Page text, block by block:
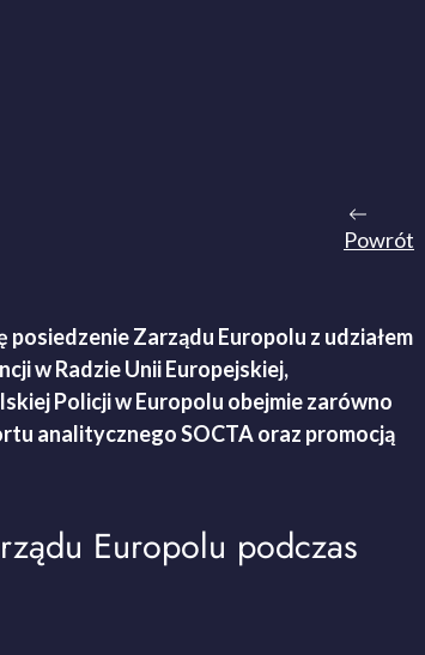
Powrót
Zarządu Europolu z udziałem
w Radzie Unii Europejskiej,
Policji w Europolu obejmie zarówno
analitycznego SOCTA oraz promocją
Europolu podczas